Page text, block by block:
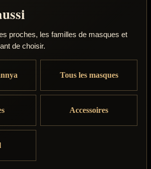
proches, les familles de masques et
de choisir.
Tous les masques
Accessoires